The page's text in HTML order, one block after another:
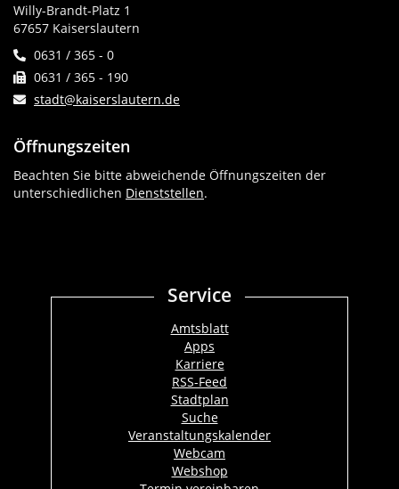
Willy-Brandt-Platz 1
67657 Kaiserslautern
0631 / 365 - 0
0631 / 365 - 190
stadt@kaiserslautern.de
Öffnungszeiten
Beachten Sie bitte abweichende Öffnungszeiten der
unterschiedlichen Dienststellen.
Service
Amtsblatt
Apps
Karriere
RSS-Feed
Stadtplan
Suche
Veranstaltungskalender
Webcam
Webshop